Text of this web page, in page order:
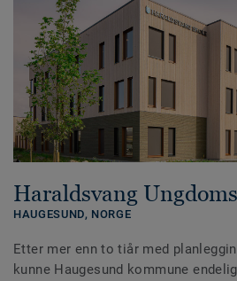
Haraldsvang
HAUGESUND, NORGE
Etter mer enn to tiår med
kunne Haugesund kommune